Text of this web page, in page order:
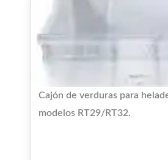
Cajón de verduras para
modelos RT29/RT32.